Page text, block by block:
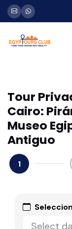
Tour
Cairo:
Museo
Antiguo
1